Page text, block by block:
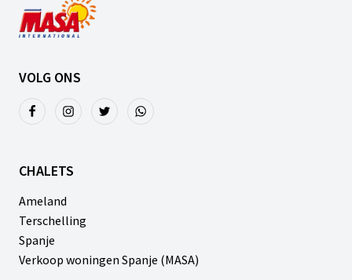
CHALETS
Ameland
Terschelling
Spanje
Verkoop woningen Spanje (MASA)
VOLG ONS